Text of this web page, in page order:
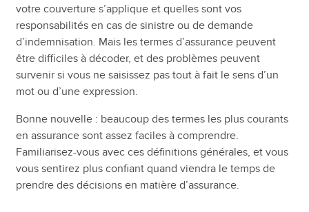
votre couverture s’applique et quelles sont vos
responsabilités en cas de sinistre ou de demande
d’indemnisation. Mais les termes d’assurance peuvent
être difficiles à décoder, et des problèmes peuvent
survenir si vous ne saisissez pas tout à fait le sens d’un
mot ou d’une expression.
Bonne nouvelle : beaucoup des termes les plus courants
en assurance sont assez faciles à comprendre.
Familiarisez-vous avec ces définitions générales, et vous
vous sentirez plus confiant quand viendra le temps de
prendre des décisions en matière d’assurance.